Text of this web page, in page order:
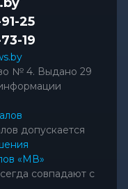
25
19
№ 4. Выдано 29
допускается
«МВ»
совпадают с